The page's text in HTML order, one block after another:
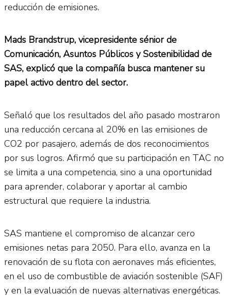
reducción de emisiones.
Mads Brandstrup, vicepresidente sénior de
Comunicación, Asuntos Públicos y Sostenibilidad de
SAS, explicó que la compañía busca mantener su
papel activo dentro del sector.
Señaló que los resultados del año pasado mostraron
una reducción cercana al 20% en las emisiones de
CO2 por pasajero, además de dos reconocimientos
por sus logros. Afirmó que su participación en TAC no
se limita a una competencia, sino a una oportunidad
para aprender, colaborar y aportar al cambio
estructural que requiere la industria.
SAS mantiene el compromiso de alcanzar cero
emisiones netas para 2050. Para ello, avanza en la
renovación de su flota con aeronaves más eficientes,
en el uso de combustible de aviación sostenible (SAF)
y en la evaluación de nuevas alternativas energéticas.